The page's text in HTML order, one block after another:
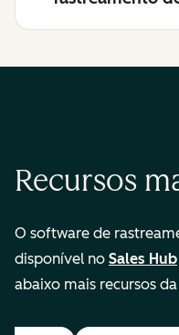
Recursos
O software de
disponível no Sales Hub
abaixo mais recursos